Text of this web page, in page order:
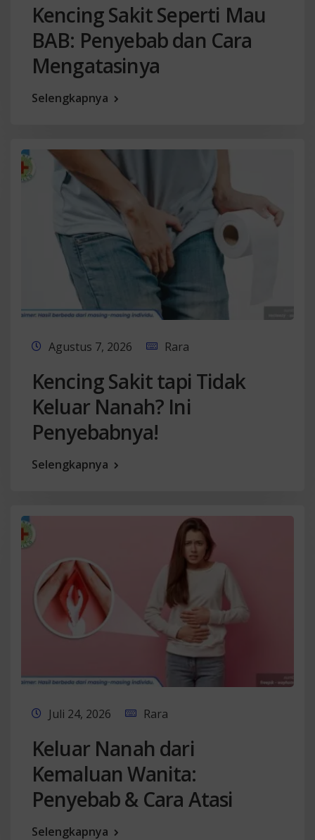
Kencing Sakit Seperti Mau
BAB: Penyebab dan Cara
Mengatasinya
Selengkapnya
Agustus 7, 2026 Rara
Kencing Sakit tapi Tidak
Keluar Nanah? Ini
Penyebabnya!
Selengkapnya
Juli 24, 2026 Rara
Keluar Nanah dari
Kemaluan Wanita:
Penyebab & Cara Atasi
Selengkapnya